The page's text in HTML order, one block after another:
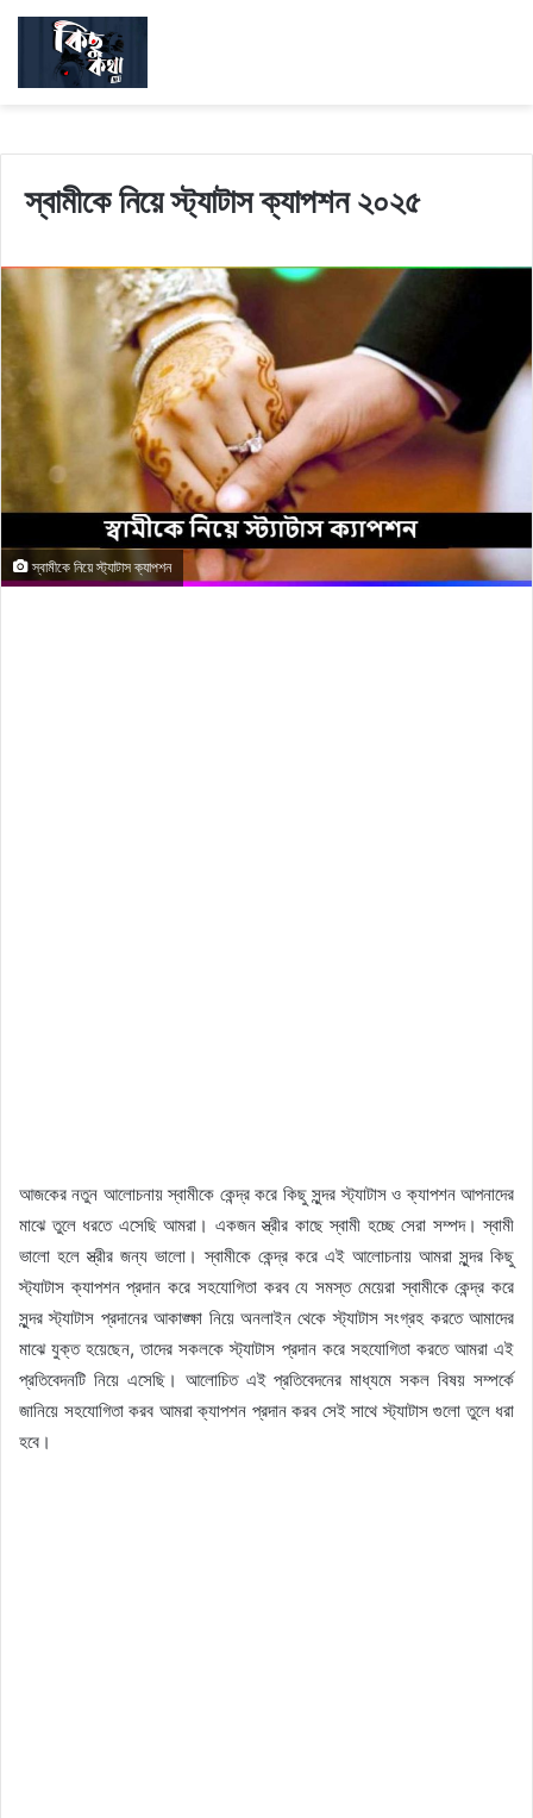
স্বামীকে নিয়ে স্ট্যাটাস ক্যাপশন ২০২৫
স্বামীকে নিয়ে স্ট্যাটাস ক্যাপশন
আজকের নতুন আলোচনায় স্বামীকে কেন্দ্র করে কিছু সুন্দর স্ট্যাটাস ও ক্যাপশন আপনাদের
মাঝে তুলে ধরতে এসেছি আমরা। একজন স্ত্রীর কাছে স্বামী হচ্ছে সেরা সম্পদ। স্বামী
ভালো হলে স্ত্রীর জন্য ভালো। স্বামীকে কেন্দ্র করে এই আলোচনায় আমরা সুন্দর কিছু
স্ট্যাটাস ক্যাপশন প্রদান করে সহযোগিতা করব যে সমস্ত মেয়েরা স্বামীকে কেন্দ্র করে
সুন্দর স্ট্যাটাস প্রদানের আকাঙ্ক্ষা নিয়ে অনলাইন থেকে স্ট্যাটাস সংগ্রহ করতে আমাদের
মাঝে যুক্ত হয়েছেন, তাদের সকলকে স্ট্যাটাস প্রদান করে সহযোগিতা করতে আমরা এই
প্রতিবেদনটি নিয়ে এসেছি। আলোচিত এই প্রতিবেদনের মাধ্যমে সকল বিষয় সম্পর্কে
জানিয়ে সহযোগিতা করব আমরা ক্যাপশন প্রদান করব সেই সাথে স্ট্যাটাস গুলো তুলে ধরা
হবে।